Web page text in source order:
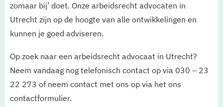
zomaar bij’ doet. Onze arbeidsrecht advocaten in
Utrecht zijn op de hoogte van alle ontwikkelingen en
kunnen je goed adviseren.
Op zoek naar een arbeidsrecht advocaat in Utrecht?
Neem vandaag nog telefonisch contact op via 030 – 23
22 273 of neem contact met ons op via het ons
contactformulier.